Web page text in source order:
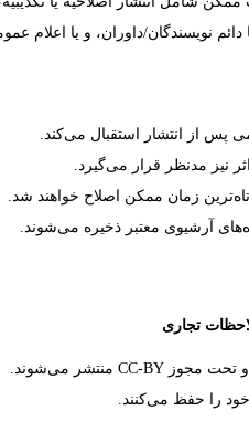
نویسندگان/داوران، و یا اعلام
از انتشار استقبال می‌کند.
اثر نیز مدنظر قرار می‌گیرد.
زمان ممکن اصلاح خواهند شد.
آرشیوی معتبر ذخیره می‌شوند.
و تحت مجوز CC-BY منتشر می‌شوند.
را حفظ می‌کنند.